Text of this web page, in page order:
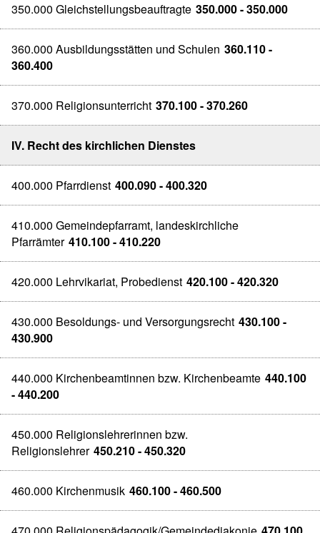
350.000 Gleichstellungsbeauftragte 350.000 - 350.000
360.000 Ausbildungsstätten und Schulen 360.110 -
360.400
370.000 Religionsunterricht 370.100 - 370.260
IV. Recht des kirchlichen Dienstes
400.000 Pfarrdienst 400.090 - 400.320
410.000 Gemeindepfarramt, landeskirchliche
Pfarrämter 410.100 - 410.220
420.000 Lehrvikariat, Probedienst 420.100 - 420.320
430.000 Besoldungs- und Versorgungsrecht 430.100 -
430.900
440.000 Kirchenbeamtinnen bzw. Kirchenbeamte 440.100
- 440.200
450.000 Religionslehrerinnen bzw.
Religionslehrer 450.210 - 450.320
460.000 Kirchenmusik 460.100 - 460.500